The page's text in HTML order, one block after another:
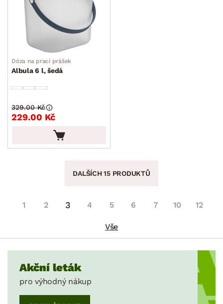
Dóza na prací prášek
Albula 6 l, šedá
229.00 Kč
329.00 Kč
DALŠÍCH 15 PRODUKTŮ
1 2 3 4 5 6 7 10 12
Vše
Akční leták
pro výhodný nákup